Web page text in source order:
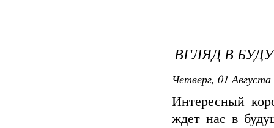
ВГЛЯД В
Четверг, 01
Интересный
ждет нас в